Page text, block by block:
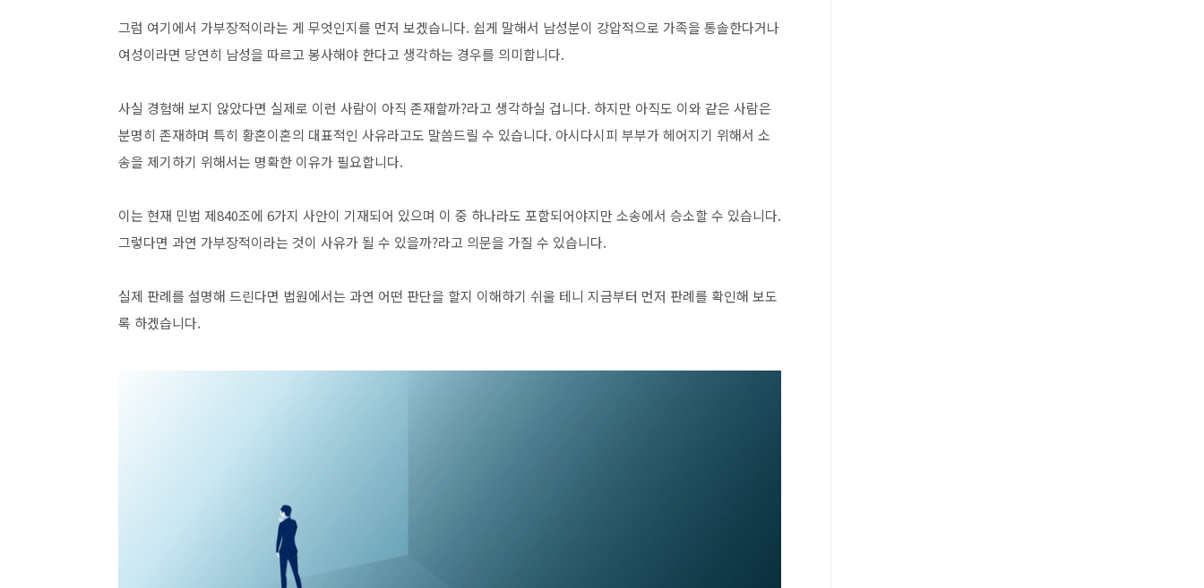
그럼 여기에서 가부장적이라는 게 무엇인지를 먼저 보겠습니다. 쉽게 말해서 남성분이 강압적으로 가족을 통솔한다거나
여성이라면 당연히 남성을 따르고 봉사해야 한다고 생각하는 경우를 의미합니다.
사실 경험해 보지 않았다면 실제로 이런 사람이 아직 존재할까?라고 생각하실 겁니다. 하지만 아직도 이와 같은 사람은
분명히 존재하며 특히 황혼이혼의 대표적인 사유라고도 말씀드릴 수 있습니다. 아시다시피 부부가 헤어지기 위해서 소
송을 제기하기 위해서는 명확한 이유가 필요합니다.
이는 현재 민법 제840조에 6가지 사안이 기재되어 있으며 이 중 하나라도 포함되어야지만 소송에서 승소할 수 있습니다.
그렇다면 과연 가부장적이라는 것이 사유가 될 수 있을까?라고 의문을 가질 수 있습니다.
실제 판례를 설명해 드린다면 법원에서는 과연 어떤 판단을 할지 이해하기 쉬울 테니 지금부터 먼저 판례를 확인해 보도
록 하겠습니다.